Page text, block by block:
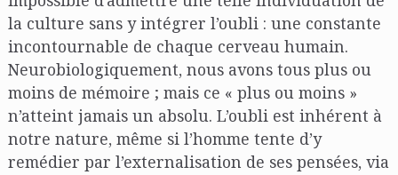
la culture sans y intégrer l’oubli : une constante
incontournable de chaque cerveau humain.
Neurobiologiquement, nous avons tous plus ou
moins de mémoire ; mais ce « plus ou moins »
n’atteint jamais un absolu. L’oubli est inhérent à
notre nature, même si l’homme tente d’y
remédier par l’externalisation de ses pensées, via